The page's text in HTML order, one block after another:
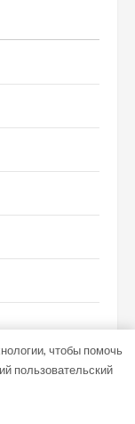
чтобы помочь
пользовательский